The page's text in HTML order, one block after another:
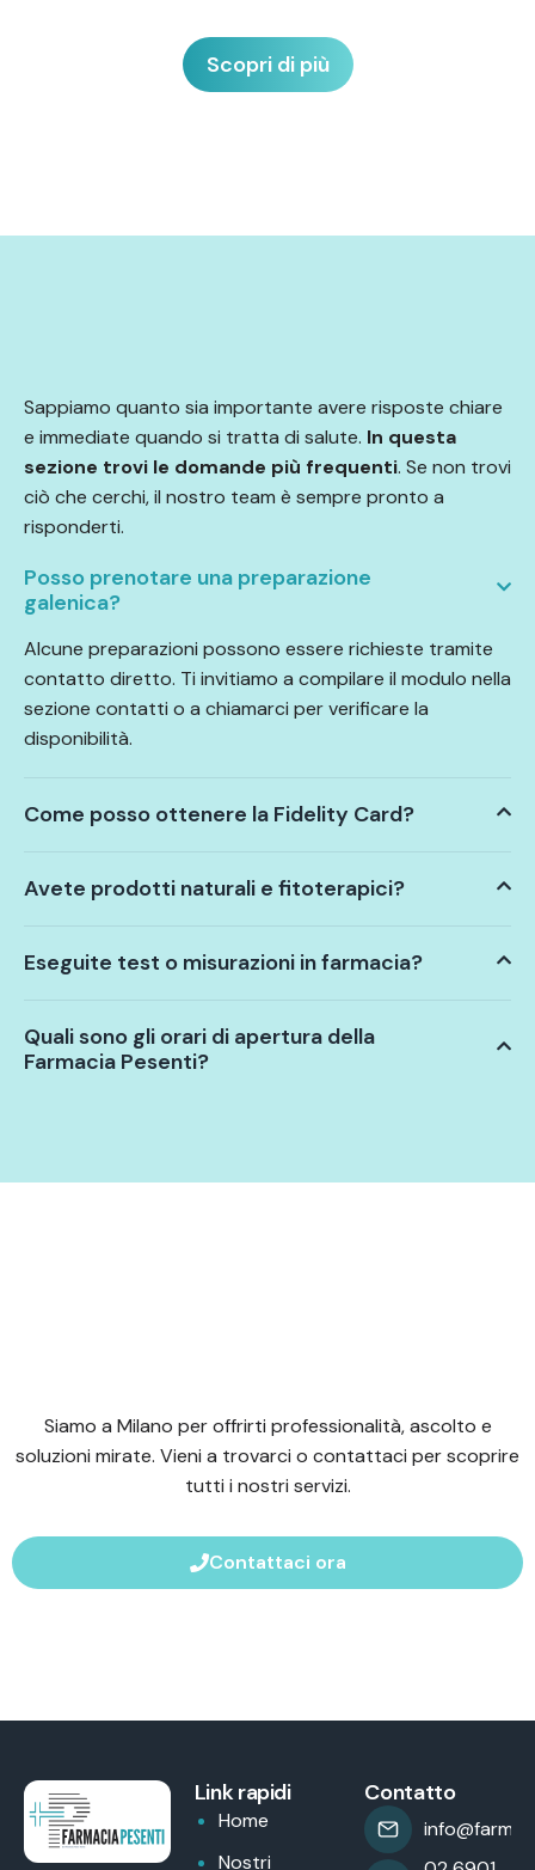
Scopri di più
Sappiamo quanto sia importante avere risposte chiare
e immediate quando si tratta di salute. In questa
sezione trovi le domande più frequenti. Se non trovi
ciò che cerchi, il nostro team è sempre pronto a
risponderti.
Posso prenotare una preparazione
galenica?
Alcune preparazioni possono essere richieste tramite
contatto diretto. Ti invitiamo a compilare il modulo nella
sezione contatti o a chiamarci per verificare la
disponibilità.
Come posso ottenere la Fidelity Card?
Avete prodotti naturali e fitoterapici?
Eseguite test o misurazioni in farmacia?
Quali sono gli orari di apertura della
Farmacia Pesenti?
Siamo a Milano per offrirti professionalità, ascolto e
soluzioni mirate. Vieni a trovarci o contattaci per scoprire
tutti i nostri servizi.
Contattaci ora
Link rapidi
Home
Nostri
Contatto